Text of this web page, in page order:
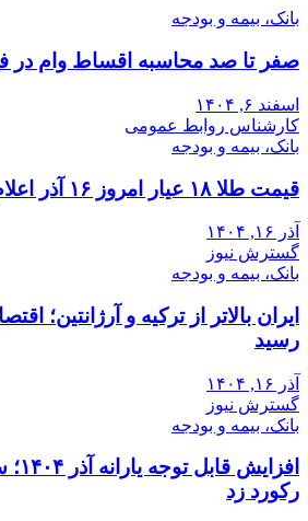
بانک، بیمه و بودجه
صفر تا صد محاسبه اقساط وام در
اسفند ۶, ۱۴۰۴
کارشناس روابط عمومی
بانک، بیمه و بودجه
قیمت طلا ۱۸ عیار امروز ۱۶ آذر اعلام شد + جدول
آذر ۱۶, ۱۴۰۴
گسترش نیوز
بانک، بیمه و بودجه
ایران بالاتر از ترکیه و آرژانتین؛
رسید
آذر ۱۶, ۱۴۰۴
گسترش نیوز
بانک، بیمه و بودجه
رکورد زد